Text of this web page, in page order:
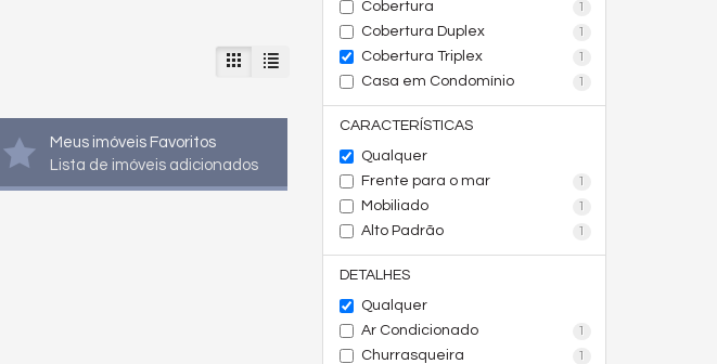
Cobertura 1
Cobertura Duplex 1
Cobertura Triplex 1
Casa em Condomínio 1
CARACTERÍSTICAS
Qualquer
Frente para o mar
1
Mobiliado 1
Alto Padrão 1
DETALHES
Qualquer
Ar Condicionado
1
Churrasqueira 1
Meus imóveis Favoritos
Lista de imóveis adicionados